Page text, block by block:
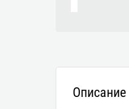
Описание